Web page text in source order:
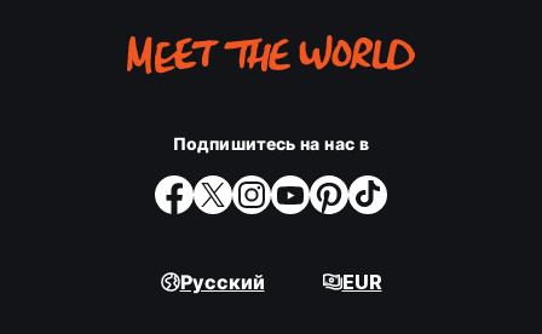
Подпишитесь на нас в
Русский EUR